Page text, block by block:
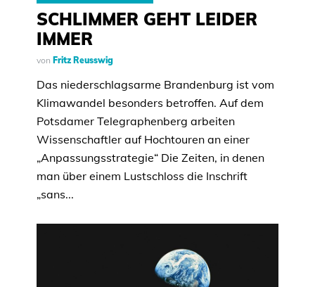
SCHLIMMER GEHT LEIDER
IMMER
von Fritz Reusswig
Das niederschlagsarme Brandenburg ist vom
Klimawandel besonders betroffen. Auf dem
Potsdamer Telegraphenberg arbeiten
Wissenschaftler auf Hochtouren an einer
„Anpassungsstrategie“ Die Zeiten, in denen
man über einem Lustschloss die Inschrift
„sans...